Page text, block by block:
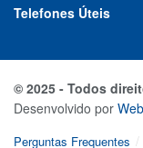
Telefones Úteis
© 2025 - Todos
Desenvolvido por
Perguntas Frequentes